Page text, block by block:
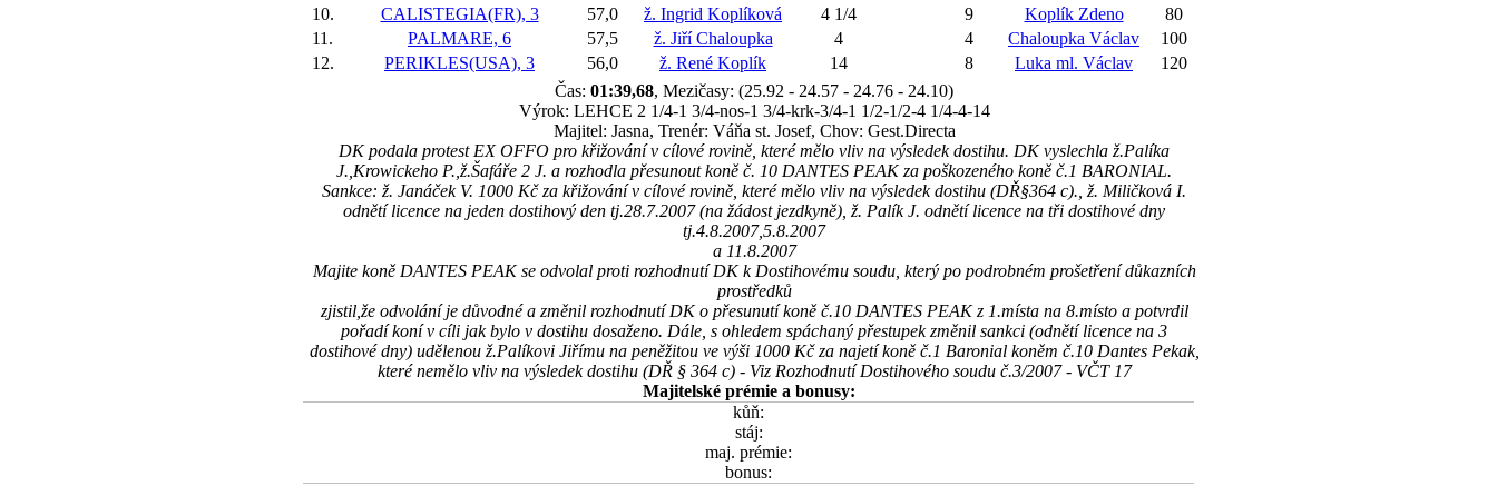
10.
CALISTEGIA(FR), 3 57,0 ž. Ingrid Koplíková 4 1/4 9 Koplík Zdeno
80
11.
PALMARE, 6 57,5 ž. Jiří Chaloupka 4 4 Chaloupka Václav
100
12.
PERIKLES(USA), 3 56,0 ž. René Koplík 14 8 Luka ml. Václav
120
Čas: 01:39,68, Mezičasy: (25.92 - 24.57 - 24.76 - 24.10)
Výrok: LEHCE 2 1/4-1 3/4-nos-1 3/4-krk-3/4-1 1/2-1/2-4 1/4-4-14
Majitel: Jasna, Trenér: Váňa st. Josef, Chov: Gest.Directa
DK podala protest EX OFFO pro křižování v cílové rovině, které mělo vliv na výsledek dostihu. DK vyslechla ž.Palíka
J.,Krowickeho P.,ž.Šafáře 2 J. a rozhodla přesunout koně č. 10 DANTES PEAK za poškozeného koně č.1 BARONIAL.
Sankce: ž. Janáček V. 1000 Kč za křižování v cílové rovině, které mělo vliv na výsledek dostihu (DŘ§364 c)., ž. Miličková I.
odnětí licence na jeden dostihový den tj.28.7.2007 (na žádost jezdkyně), ž. Palík J. odnětí licence na tři dostihové dny
tj.4.8.2007,5.8.2007
a 11.8.2007
Majite koně DANTES PEAK se odvolal proti rozhodnutí DK k Dostihovému soudu, který po podrobném prošetření důkazních
prostředků
zjistil,že odvolání je důvodné a změnil rozhodnutí DK o přesunutí koně č.10 DANTES PEAK z 1.místa na 8.místo a potvrdil
pořadí koní v cíli jak bylo v dostihu dosaženo. Dále, s ohledem spáchaný přestupek změnil sankci (odnětí licence na 3
dostihové dny) udělenou ž.Palíkovi Jiřímu na peněžitou ve výši 1000 Kč za najetí koně č.1 Baronial koněm č.10 Dantes Pekak,
které nemělo vliv na výsledek dostihu (DŘ § 364 c) - Viz Rozhodnutí Dostihového soudu č.3/2007 - VČT 17
Majitelské prémie a bonusy:
kůň:
stáj:
maj. prémie:
bonus: